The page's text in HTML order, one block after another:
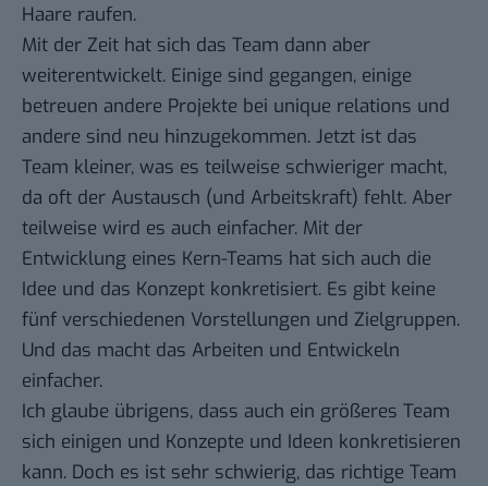
Haare raufen.
Mit der Zeit hat sich das Team dann aber
weiterentwickelt. Einige sind gegangen, einige
betreuen andere Projekte bei unique relations und
andere sind neu hinzugekommen. Jetzt ist das
Team kleiner, was es teilweise schwieriger macht,
da oft der Austausch (und Arbeitskraft) fehlt. Aber
teilweise wird es auch einfacher. Mit der
Entwicklung eines Kern-Teams hat sich auch die
Idee und das Konzept konkretisiert. Es gibt keine
fünf verschiedenen Vorstellungen und Zielgruppen.
Und das macht das Arbeiten und Entwickeln
einfacher.
Ich glaube übrigens, dass auch ein größeres Team
sich einigen und Konzepte und Ideen konkretisieren
kann. Doch es ist sehr schwierig, das richtige Team